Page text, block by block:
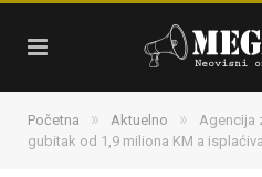
Početna » Aktuelno »
Agencija
gubitak od 1,9 miliona KM a